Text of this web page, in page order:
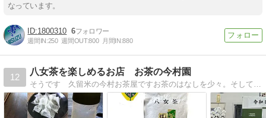
なっています。
1800310 6
週間IN:250 週間OUT:800 月間IN:880
12
八女茶を楽しめるお店 お茶の今村園
そうです 久留米の今村お茶屋ですお茶のはなしを少々。そしてどうでもいいつまらんはなしをしていきたいと思います。